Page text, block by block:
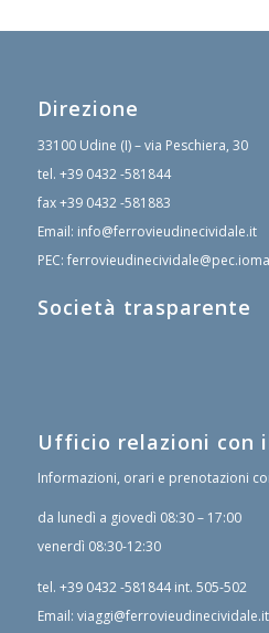
Direzione
33100 Udine (I) – via Peschiera, 30
tel. +39 0432 -581844
fax+39 0432 -581883
Email: info@ferrovieudinecividale.it
PEC:
Società trasparente
Ufficio relazioni con
Informazioni, orari e prenotazioni
da lunedì a giovedì 08:30 – 17:00
venerdì 08:30-12:30
tel. +39 0432 -581844int. 505-502
Email: viaggi@ferrovieudinecividale.it